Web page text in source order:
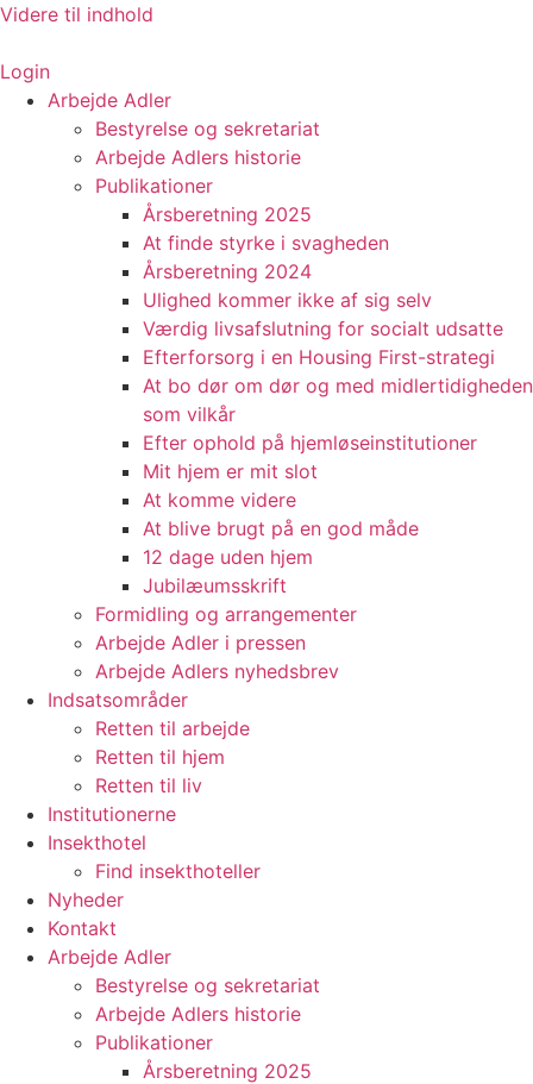
Videre til indhold
Login
Arbejde Adler
Bestyrelse og sekretariat
Arbejde Adlers historie
Publikationer
Årsberetning 2025
At finde styrke i svagheden
Årsberetning 2024
Ulighed kommer ikke af sig selv
Værdig livsafslutning for socialt udsatte
Efterforsorg i en Housing First-strategi
At bo dør om dør og med midlertidigheden
som vilkår
Efter ophold på hjemløseinstitutioner
Mit hjem er mit slot
At komme videre
At blive brugt på en god måde
12 dage uden hjem
Jubilæumsskrift
Formidling og arrangementer
Arbejde Adler i pressen
Arbejde Adlers nyhedsbrev
Indsatsområder
Retten til arbejde
Retten til hjem
Retten til liv
Institutionerne
Insekthotel
Find insekthoteller
Nyheder
Kontakt
Arbejde Adler
Bestyrelse og sekretariat
Arbejde Adlers historie
Publikationer
Årsberetning 2025